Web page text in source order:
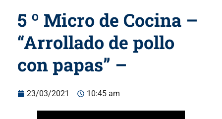
5 º Micro de Cocina –
“Arrollado de pollo
con papas” –
23/03/2021 10:45 am